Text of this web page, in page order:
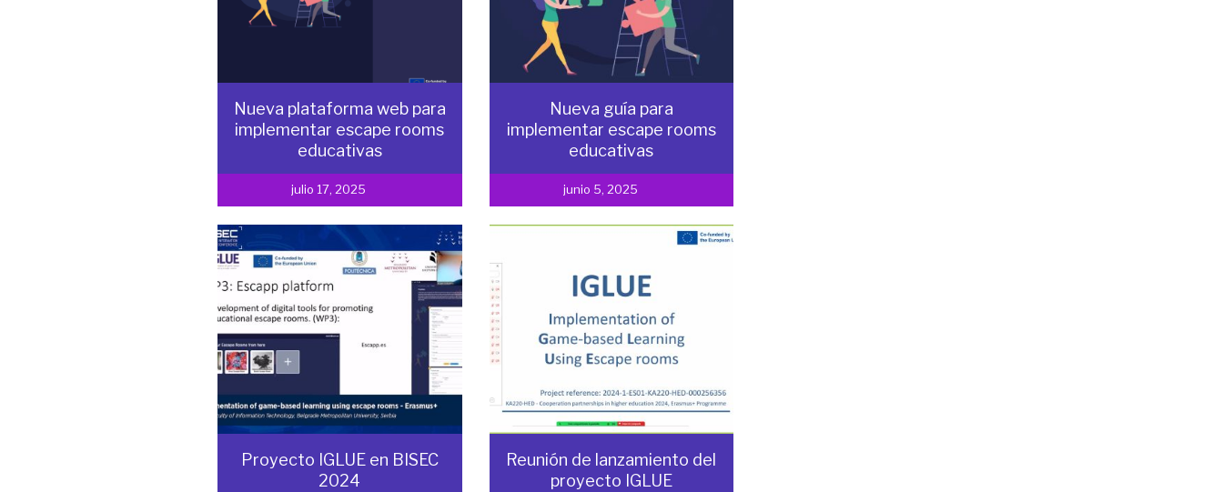
Nueva plataforma web para
implementar escape rooms
educativas
julio 17, 2025
Nueva guía para
implementar escape rooms
educativas
junio 5, 2025
Proyecto IGLUE en BISEC
2024
Reunión de lanzamiento del
proyecto IGLUE